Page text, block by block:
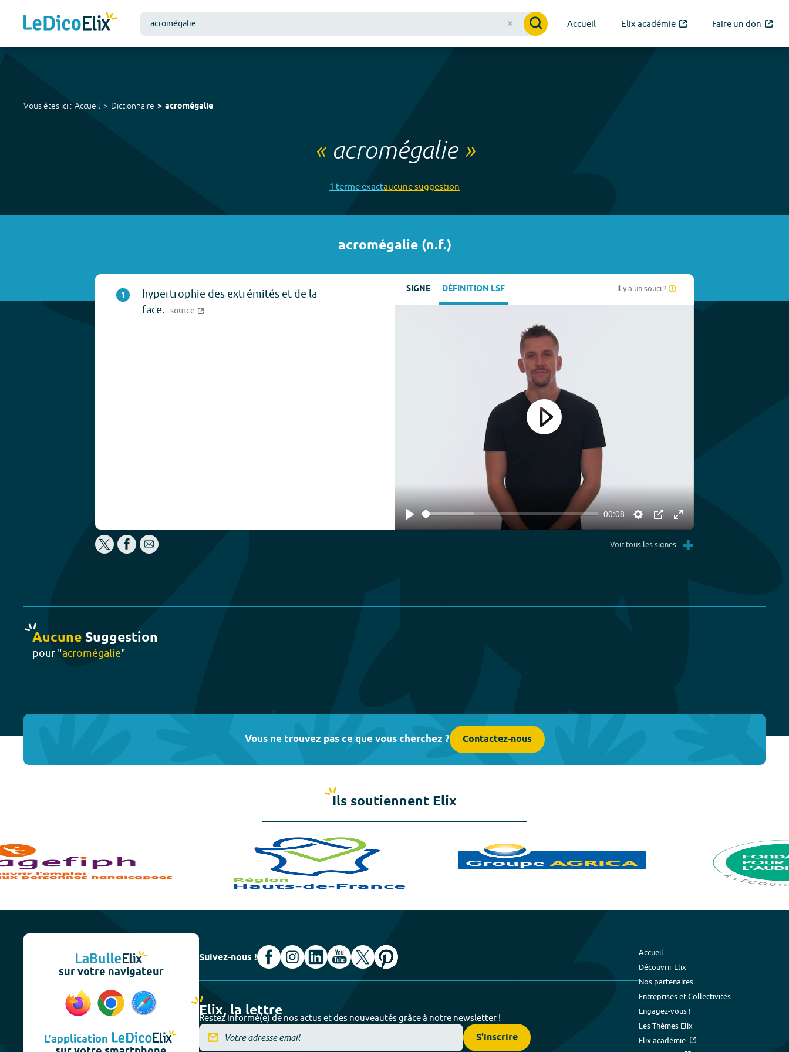
Accueil Elix académie Faire un don
Vous êtes ici : Accueil Dictionnaire acromégalie
« acromégalie»
1 termeexactaucunesuggestion
acromégalie(n.f.)
1
hypertrophie des extrémités et de la
face. source
SIGNE DÉFINITION LSF Il y a un souci ?
Play
00:08
Settings
PIP Enter
fullscreen
Play
Voir tous les signes +
Aucune Suggestion
pour "acromégalie"
Vous ne trouvez pas ce que vous cherchez ? Contactez-nous
Ils soutiennent Elix
sur votre navigateur
L'application
Suivez-nous !
Elix, la lettre
Restez informé(e) de nos actus et des nouveautés grâce à notre newsletter !
S'inscrire
Accueil
Découvrir Elix
Nos partenaires
Entreprises et Collectivités
Engagez-vous !
Les Thèmes Elix
Elix académie